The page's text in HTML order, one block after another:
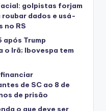
golpistas forjam
dados e usá-
no RS
após Trump
Irã; Ibovespa tem
de SC ao 8 de
de prisão
o que deve ser